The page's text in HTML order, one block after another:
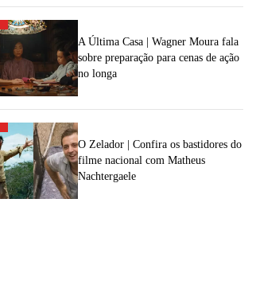
A Última Casa | Wagner Moura fala
sobre preparação para cenas de ação
no longa
O Zelador | Confira os bastidores do
filme nacional com Matheus
Nachtergaele